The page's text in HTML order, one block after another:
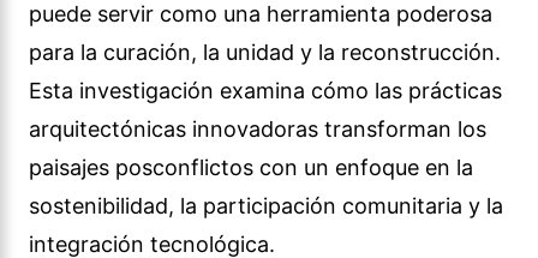
puede servir como una herramienta poderosa
para la curación, la unidad y la reconstrucción.
Esta investigación examina cómo las prácticas
arquitectónicas innovadoras transforman los
paisajes posconflictos con un enfoque en la
sostenibilidad, la participación comunitaria y la
integración tecnológica.